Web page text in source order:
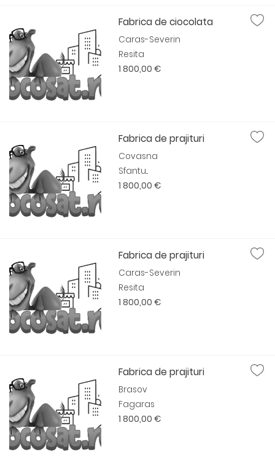
Fabrica de ciocolata
Caras-Severin
Resita
1 800,00 €
Fabrica de prajituri
Covasna
Sfantu...
1 800,00 €
Fabrica de prajituri
Caras-Severin
Resita
1 800,00 €
Fabrica de prajituri
Brasov
Fagaras
1 800,00 €